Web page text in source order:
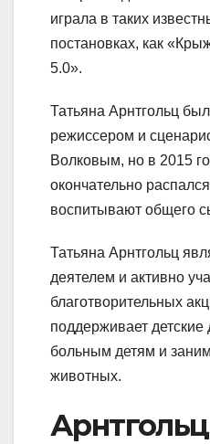
играла в таких
постановках, как
5.0».
Татьяна Арнтгольц
режиссером и
Волковым, но в 2015
окончательно
воспитывают общего
Татьяна Арнтгольц
деятелем и активно
благотворительных
поддерживает детские
больным детям и
животных.